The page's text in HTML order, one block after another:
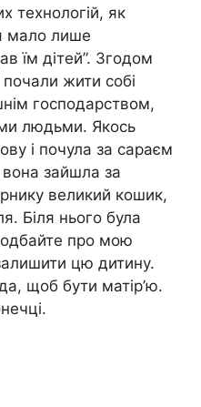
технологій, як
мало лише
їм дітей”. Згодом
жити собі
господарством,
людьми. Якось
і почула за сараєм
вона зайшла за
великий кошик,
Біля нього була
про мою
цю дитину.
щоб бути матір’ю.